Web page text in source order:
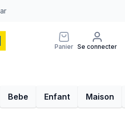
Panier Se connecter
Bebe Enfant Maison